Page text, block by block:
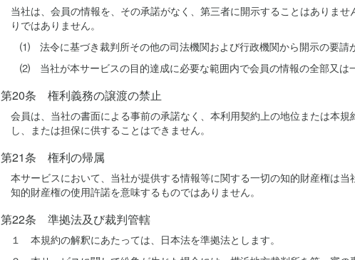
当社は、会員の情報を、その承諾がなく、第三者に開示することはありま
りではありません。
⑴ 法令に基づき裁判所その他の司法機関および行政機関から開示の要請
⑵ 当社が本サービスの目的達成に必要な範囲内で会員の情報の全部又は
第20条 権利義務の譲渡の禁止
会員は、当社の書面による事前の承諾なく、本利用契約上の地位または本
し、または担保に供することはできません。
第21条 権利の帰属
本サービスにおいて、当社が提供する情報等に関する一切の知的財産権は
知的財産権の使用許諾を意味するものではありません。
第22条 準拠法及び裁判管轄
１ 本規約の解釈にあたっては、日本法を準拠法とします。